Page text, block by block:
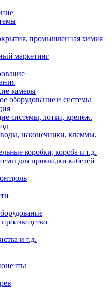
промышленная химия
маркетинг
камеры
оборудование и системы
системы, лотки, крепеж.
наконечники, клеммы,
коробки, короба и т.д.
для прокладки кабелей
и т.д.